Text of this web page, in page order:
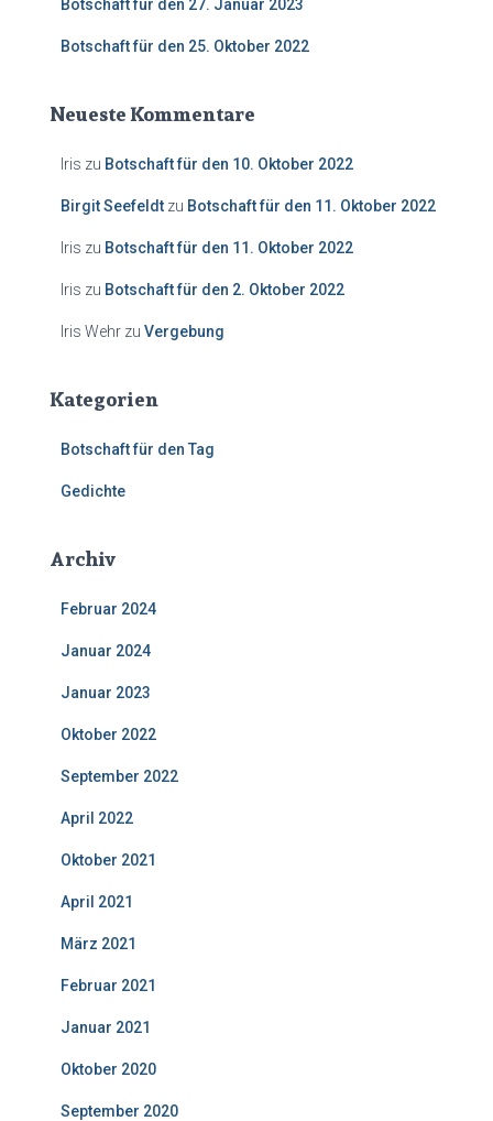
Botschaft für den 27. Januar 2023
Botschaft für den 25. Oktober 2022
Neueste Kommentare
Iris zu Botschaft für den 10. Oktober 2022
Birgit Seefeldt zu Botschaft für den 11. Oktober 2022
Iris zu Botschaft für den 11. Oktober 2022
Iris zu Botschaft für den 2. Oktober 2022
Iris Wehr zu Vergebung
Kategorien
Botschaft für den Tag
Gedichte
Archiv
Februar 2024
Januar 2024
Januar 2023
Oktober 2022
September 2022
April 2022
Oktober 2021
April 2021
März 2021
Februar 2021
Januar 2021
Oktober 2020
September 2020